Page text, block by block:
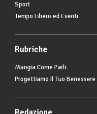
Sport
Tempo Libero ed Eventi
Rubriche
Mangia Come Parli
Progettiamo Il Tuo Benessere